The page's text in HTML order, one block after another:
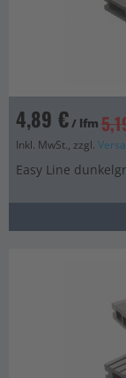
4,89 €/ lfm
Inkl. MwSt., zzgl.
Easy Line